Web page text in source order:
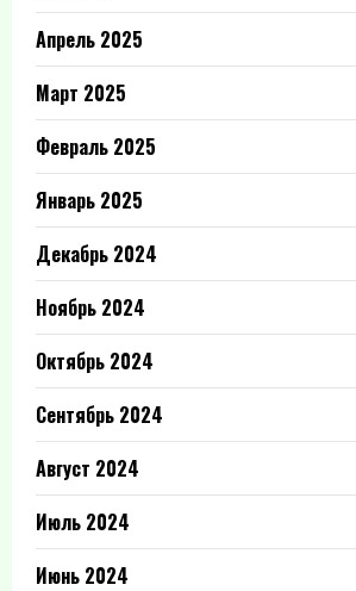
Апрель 2025
Март 2025
Февраль 2025
Январь 2025
Декабрь 2024
Ноябрь 2024
Октябрь 2024
Сентябрь 2024
Август 2024
Июль 2024
Июнь 2024